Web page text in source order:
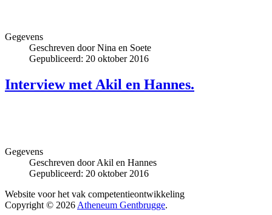
Gegevens
Geschreven doorNina en Soete
Gepubliceerd: 20 oktober 2016
Interview met Akil en Hannes.
Gegevens
Geschreven doorAkil en Hannes
Gepubliceerd: 20 oktober 2016
Website voor het vak competentieontwikkeling
Copyright © 2026 Atheneum Gentbrugge.